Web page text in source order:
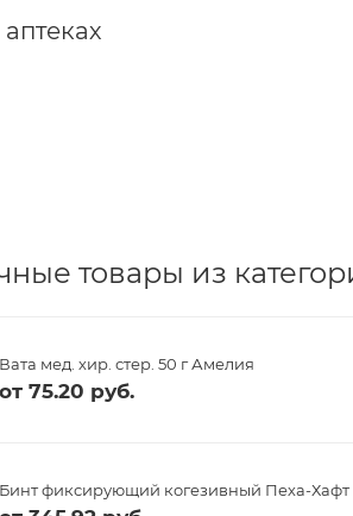
товары из
Вата мед. хир. стер. 50 г Амелия
от 75.20 руб.
Бинт фиксирующий когезивный Пеха-Хафт